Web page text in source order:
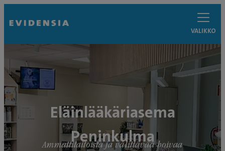
VALIKKO
Eläinlääkäriasema
Peninkulma
Ammattitaitoista ja välittävää hoivaa